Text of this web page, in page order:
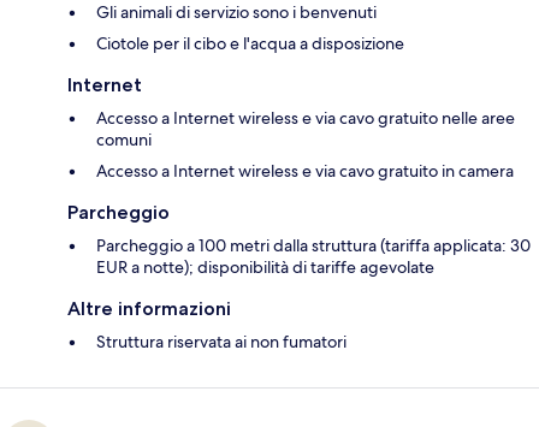
Gli animali di servizio sono i benvenuti
Ciotole per il cibo e l'acqua a disposizione
Internet
Accesso a Internet wireless e via cavo gratuito nelle aree
comuni
Accesso a Internet wireless e via cavo gratuito in camera
Parcheggio
Parcheggio a 100 metri dalla struttura (tariffa applicata: 30
EUR a notte); disponibilità di tariffe agevolate
Altre informazioni
Struttura riservata ai non fumatori